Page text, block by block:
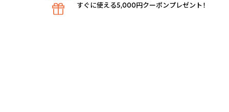
すぐに使える5,000円クーポンプレゼント！